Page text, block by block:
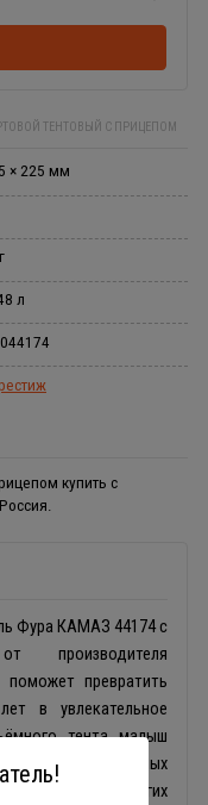
ТЕНТОВЫЙ С ПРИЦЕПОМ
× 225 мм
л
купить с
Фура КАМАЗ 44174 с
производителя
поможет превратить
в увлекательное
тента малыш
различных
животных и других